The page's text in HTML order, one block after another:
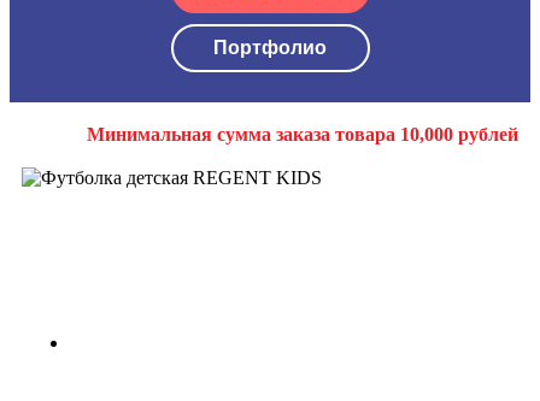
Портфолио
Минимальная сумма заказа товара 10,000 рублей